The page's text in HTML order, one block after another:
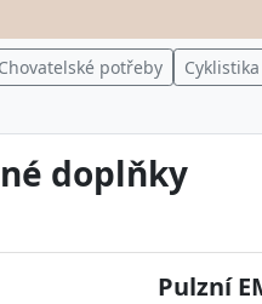
Chovatelské potřeby Cyklistika
doplňky
Pulzní